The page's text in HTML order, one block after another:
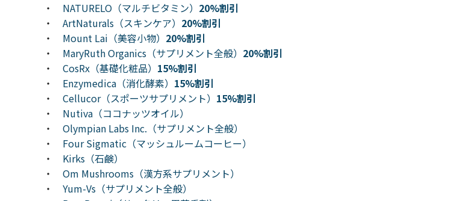
・ NATURELO（マルチビタミン） 20%割引
・ ArtNaturals（スキンケア） 20%割引
・ Mount Lai（美容小物） 20%割引
・ MaryRuth Organics（サプリメント全般） 20%割引
・ CosRx（基礎化粧品） 15%割引
・ Enzymedica（消化酵素） 15%割引
・ Cellucor（スポーツサプリメント） 15%割引
・ Nutiva（ココナッツオイル）
・ Olympian Labs Inc.（サプリメント全般）
・ Four Sigmatic（マッシュルームコーヒー）
・ Kirks（石鹸）
・ Om Mushrooms（漢方系サプリメント）
・ Yum-Vs（サプリメント全般）